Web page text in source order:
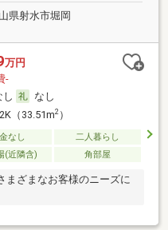
県射水市堀岡
万円
-
し
なし
（33.51m2）
なし
二人暮らし
(近隣含) 角部屋
まざまなお客様のニーズに